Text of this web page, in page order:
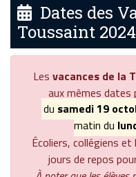
Dates des
Toussaint 2024
Les vacances de la
aux mêmes dates
du samedi 19
matin du
Écoliers, collégiens
jours de repos